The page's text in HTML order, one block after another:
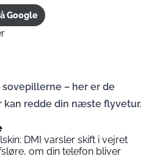
Google
– her er de
kan redde din næste flyvetur.
DMI varsler skift i vejret
om din telefon bliver